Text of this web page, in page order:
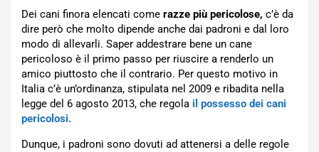
Dei cani finora elencati come razze più pericolose, c’è da
dire però che molto dipende anche dai padroni e dal loro
modo di allevarli. Saper addestrare bene un cane
pericoloso è il primo passo per riuscire a renderlo un
amico piuttosto che il contrario. Per questo motivo in
Italia c’è un’ordinanza, stipulata nel 2009 e ribadita nella
legge del 6 agosto 2013, che regola il possesso dei cani
pericolosi.
Dunque, i padroni sono dovuti ad attenersi a delle regole